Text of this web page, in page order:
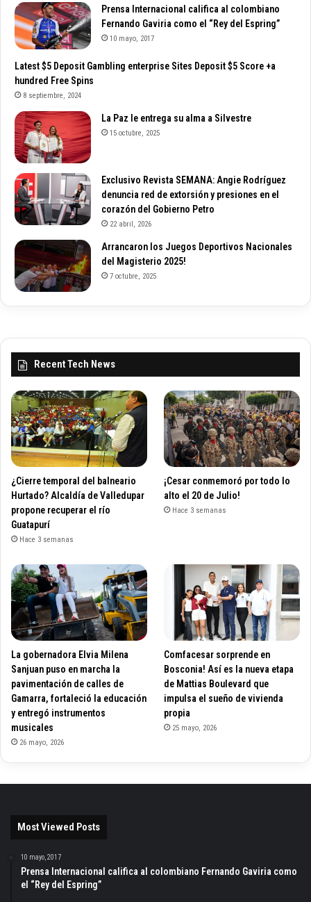
Prensa Internacional califica al colombiano
Fernando Gaviria como el “Rey del Espring”
10 mayo, 2017
Latest $5 Deposit Gambling enterprise Sites Deposit $5 Score +a
hundred Free Spins
8 septiembre, 2024
La Paz le entrega su alma a Silvestre
15 octubre, 2025
Exclusivo Revista SEMANA: Angie Rodríguez
denuncia red de extorsión y presiones en el
corazón del Gobierno Petro
22 abril, 2026
Arrancaron los Juegos Deportivos Nacionales
del Magisterio 2025!
7 octubre, 2025
Recent Tech News
¿Cierre temporal del balneario
Hurtado? Alcaldía de Valledupar
propone recuperar el río
Guatapurí
Hace 3 semanas
¡Cesar conmemoró por todo lo
alto el 20 de Julio!
Hace 3 semanas
La gobernadora Elvia Milena
Sanjuan puso en marcha la
pavimentación de calles de
Gamarra, fortaleció la educación
y entregó instrumentos
musicales
26 mayo, 2026
Comfacesar sorprende en
Bosconia! Así es la nueva etapa
de Mattias Boulevard que
impulsa el sueño de vivienda
propia
25 mayo, 2026
Most Viewed Posts
10 mayo, 2017
Prensa Internacional califica al colombiano Fernando Gaviria como
el “Rey del Espring”